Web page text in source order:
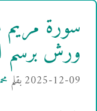
سورة مريم
ورش
2025-12-09بقلم